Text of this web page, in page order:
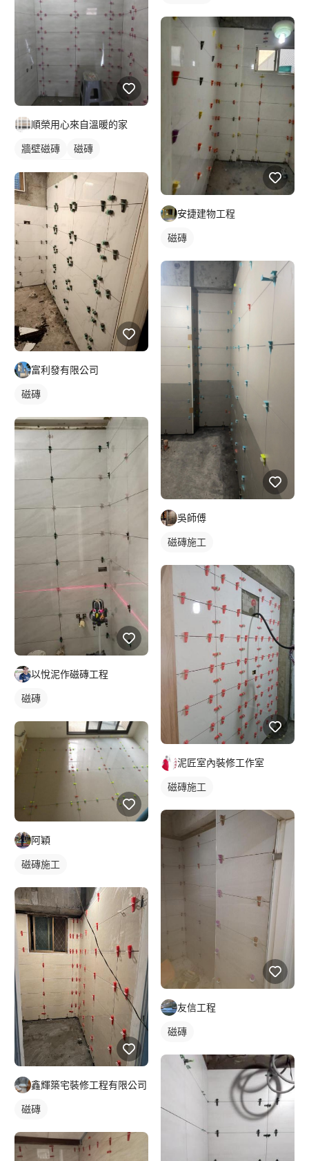
順榮用心來自溫暖的家
牆壁磁磚
磁磚
富利發有限公司
磁磚
以悅泥作磁磚工程
磁磚
阿穎
磁磚施工
鑫輝築宅裝修工程有限公司
磁磚
安捷建物工程
磁磚
吳師傅
磁磚施工
泥匠室內裝修工作室
磁磚施工
友信工程
磁磚